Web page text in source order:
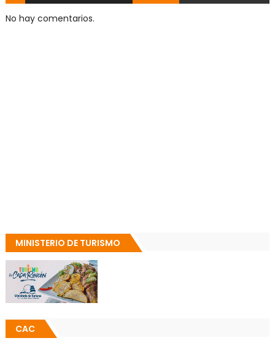
No hay comentarios.
MINISTERIO DE TURISMO
CAC